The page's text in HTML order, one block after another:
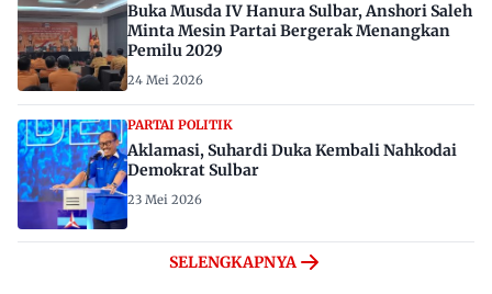
Buka Musda IV Hanura Sulbar, Anshori Saleh
Minta Mesin Partai Bergerak Menangkan
Pemilu 2029
24 Mei 2026
PARTAI POLITIK
Aklamasi, Suhardi Duka Kembali Nahkodai
Demokrat Sulbar
23 Mei 2026
SELENGKAPNYA